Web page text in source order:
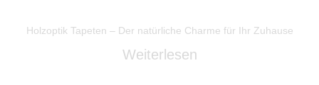
Holzoptik Tapeten – Der natürliche Charme für Ihr Zuhause
Weiterlesen